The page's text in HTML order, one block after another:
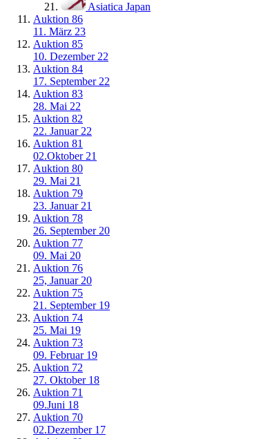
Asiatica Japan
Auktion 86
11. März 23
Auktion 85
10. Dezember 22
Auktion 84
17. September 22
Auktion 83
28. Mai 22
Auktion 82
22. Januar 22
Auktion 81
02.Oktober 21
Auktion 80
29. Mai 21
Auktion 79
23. Januar 21
Auktion 78
26. September 20
Auktion 77
09. Mai 20
Auktion 76
25, Januar 20
Auktion 75
21. September 19
Auktion 74
25. Mai 19
Auktion 73
09. Februar 19
Auktion 72
27. Oktober 18
Auktion 71
09.Juni 18
Auktion 70
02.Dezember 17